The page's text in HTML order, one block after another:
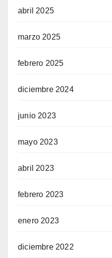
abril 2025
marzo 2025
febrero 2025
diciembre 2024
junio 2023
mayo 2023
abril 2023
febrero 2023
enero 2023
diciembre 2022